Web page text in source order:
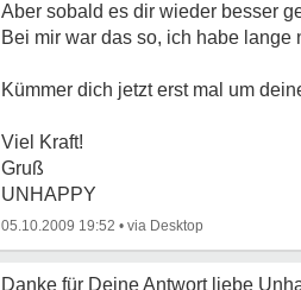
Aber sobald es dir wieder besser
Bei mir war das so, ich habe
Kümmer dich jetzt erst mal um
Viel Kraft!
Gruß
UNHAPPY
05.10.2009 19:52 •
Danke für Deine Antwort liebe